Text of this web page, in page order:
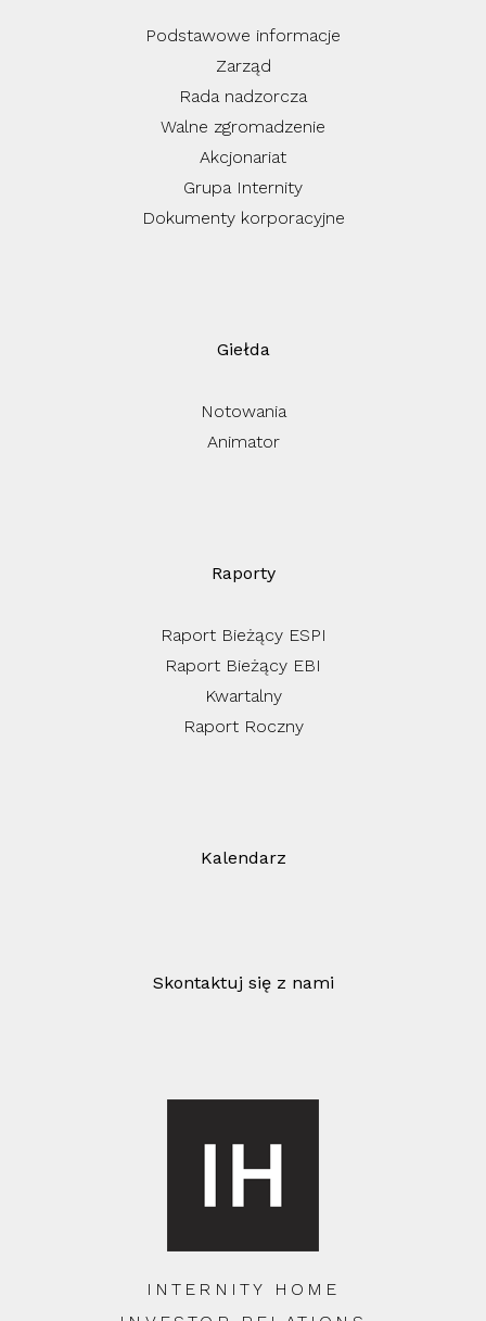
Podstawowe informacje
Zarząd
Rada nadzorcza
Walne zgromadzenie
Akcjonariat
Grupa Internity
Dokumenty korporacyjne
Giełda
Notowania
Animator
Raporty
Raport Bieżący ESPI
Raport Bieżący EBI
Kwartalny
Raport Roczny
Kalendarz
Skontaktuj się z nami
INTERNITY HOME